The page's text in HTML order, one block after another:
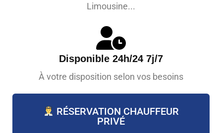
Limousine...
Disponible 24h/24 7j/7
À votre disposition selon vos besoins
RÉSERVATION CHAUFFEUR
PRIVÉ